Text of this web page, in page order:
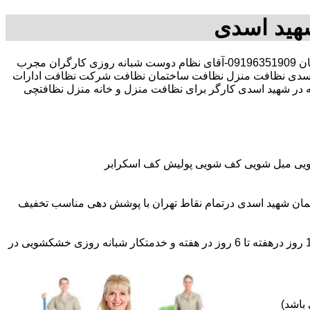
اسدی
30 در صد تخفیف بیمه رایگان 09196351909-آقای نظام دوست شبانه روزی کارگران مجرب
نظافت منزل نظافت ساختمان نظافت شرکت نظافت ادارات
شهید اسدی کارگر برای نظافت منزل و خانه منزل نظافتچی
مبل شویی کف شویی پولیش کف اسکرابر
شهید اسدی درتمام نقاط تهران با پوشش دهی مناسب تخفیف
اعزام نظافتچی روزمزد و مهمان دار به تمام نقاط و در سراسر تهران (حرفه ای و آموزش دیده )اعزام خدمتکار ثابت روزانه (خانم)از 1 روز درهفته تا 6 روز در هفته و خدمتکار شبانه روزی خشکشویی در
باشد)